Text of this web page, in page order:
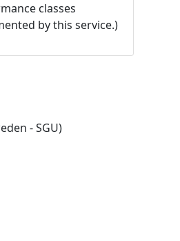
classes
by this service.)
- SGU)